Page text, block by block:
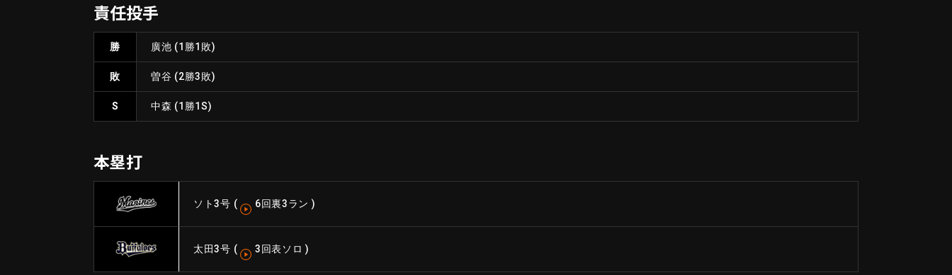
責任投手
勝 廣池 (1勝1敗)
敗 曽谷 (2勝3敗)
S 中森 (1勝1S)
本塁打
ソト3号 ( 6回裏3ラン )
太田3号 ( 3回表ソロ )